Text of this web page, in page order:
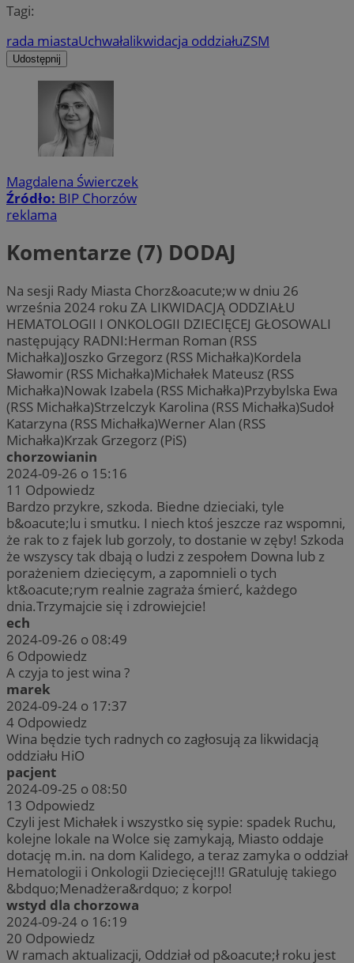
Tagi:
rada miastaUchwałalikwidacja oddziałuZSM
Udostępnij
Magdalena Świerczek
Źródło: BIP Chorzów
reklama
Komentarze (7) DODAJ
Na sesji Rady Miasta Chorz&oacute;w w dniu 26
września 2024 roku ZA LIKWIDACJĄ ODDZIAŁU
HEMATOLOGII I ONKOLOGII DZIECIĘCEJ GŁOSOWALI
następujący RADNI:Herman Roman (RSS
Michałka)Joszko Grzegorz (RSS Michałka)Kordela
Sławomir (RSS Michałka)Michałek Mateusz (RSS
Michałka)Nowak Izabela (RSS Michałka)Przybylska Ewa
(RSS Michałka)Strzelczyk Karolina (RSS Michałka)Sudoł
Katarzyna (RSS Michałka)Werner Alan (RSS
Michałka)Krzak Grzegorz (PiS)
chorzowianin
2024-09-26 o 15:16
11 Odpowiedz
Bardzo przykre, szkoda. Biedne dzieciaki, tyle
b&oacute;lu i smutku. I niech ktoś jeszcze raz wspomni,
że rak to z fajek lub gorzoly, to dostanie w zęby! Szkoda
że wszyscy tak dbają o ludzi z zespołem Downa lub z
porażeniem dziecięcym, a zapomnieli o tych
kt&oacute;rym realnie zagraża śmierć, każdego
dnia.Trzymajcie się i zdrowiejcie!
ech
2024-09-26 o 08:49
6 Odpowiedz
A czyja to jest wina ?
marek
2024-09-24 o 17:37
4 Odpowiedz
Wina będzie tych radnych co zagłosują za likwidacją
oddziału HiO
pacjent
2024-09-25 o 08:50
13 Odpowiedz
Czyli jest Michałek i wszystko się sypie: spadek Ruchu,
kolejne lokale na Wolce się zamykają, Miasto oddaje
dotację m.in. na dom Kalidego, a teraz zamyka o oddział
Hematologii i Onkologii Dziecięcej!!! GRatuluję takiego
&bdquo;Menadżera&rdquo; z korpo!
wstyd dla chorzowa
2024-09-24 o 16:19
20 Odpowiedz
W ramach aktualizacji, Oddział od p&oacute;ł roku jest